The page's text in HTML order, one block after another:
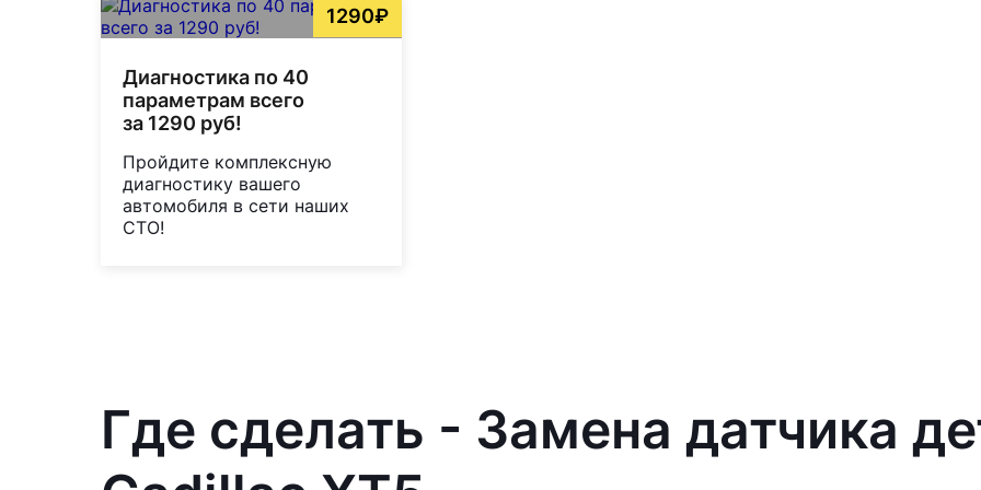
1290₽
Диагностика по 40
параметрам всего
за 1290 руб!
Пройдите комплексную
диагностику вашего
автомобиля в сети наших
СТО!
Где сделать - Замена датчика